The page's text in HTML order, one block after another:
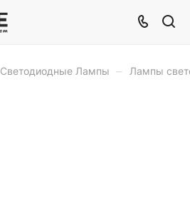
Светодиодные Лампы – Лампы